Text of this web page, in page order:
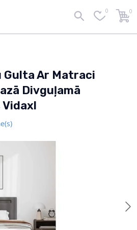
0 0
Gulta Ar Matraci
Divguļamā
Vidaxl